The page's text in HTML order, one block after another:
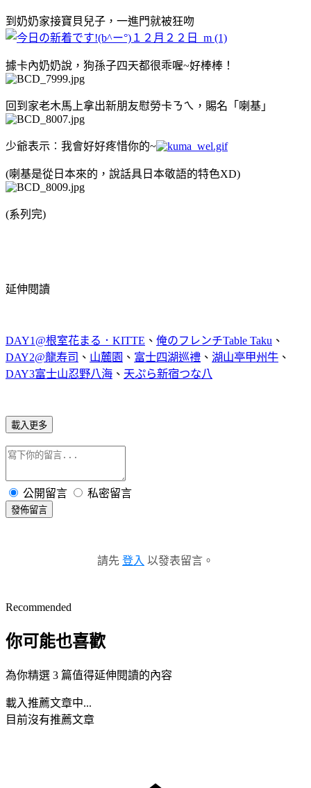
到奶奶家接寶貝兒子，一進門就被狂吻
據卡內奶奶說，狗孫子四天都很乖喔~好棒棒！
回到家老木馬上拿出新朋友慰勞卡ㄋㄟ，賜名「喇基」
少爺表示︰我會好好疼惜你的~
(喇基是從日本來的，說話具日本敬語的特色XD)
(系列完)
延伸閱讀
DAY1@根室花まる．KITTE 、 俺のフレンチTable Taku 、
DAY2@龍寿司 、 山麓園 、 富士四湖巡禮 、 湖山亭甲州牛 、
DAY3富士山忍野八海 、 天ぷら新宿つな八
載入更多
公開留言 私密留言
發佈留言
請先 登入 以發表留言。
Recommended
你可能也喜歡
為你精選 3 篇值得延伸閱讀的內容
載入推薦文章中...
目前沒有推薦文章